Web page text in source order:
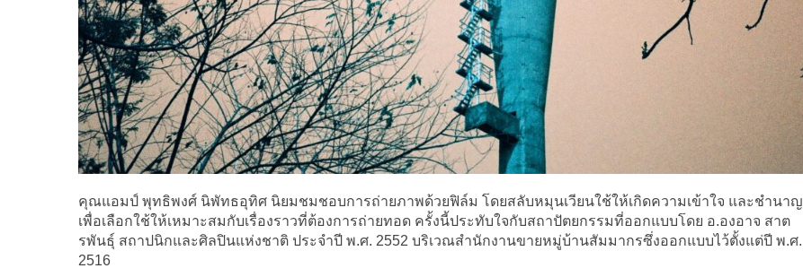
คุณแอมป์ พุทธิพงศ์ นิพัทธอุทิศ นิยมชมชอบการถ่ายภาพด้วยฟิล์ม โดยสลับหมุนเวียนใช้ให้เกิดความเข้าใจ และชำนาญ
เพื่อเลือกใช้ให้เหมาะสมกับเรื่องราวที่ต้องการถ่ายทอด ครั้งนี้ประทับใจกับสถาปัตยกรรมที่ออกแบบโดย อ.องอาจ สาต
รพันธุ์ สถาปนิกและศิลปินแห่งชาติ ประจำปี พ.ศ. 2552 บริเวณสำนักงานขายหมู่บ้านสัมมากรซึ่งออกแบบไว้ตั้งแต่ปี พ.ศ.
2516